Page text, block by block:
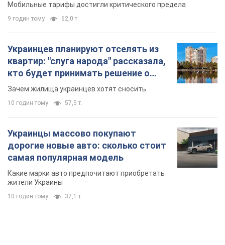
Мобильные тарифы достигли критического предела
9 годин тому 62,0 т.
Украинцев планируют отселять из
квартир: "слуга народа" рассказала,
кто будет принимать решение о
сносе домов
Зачем жилища украинцев хотят сносить
10 годин тому 57,5 т.
Украинцы массово покупают
дорогие новые авто: сколько стоит
самая популярная модель
Какие марки авто предпочитают приобретать
жители Украины
10 годин тому 37,1 т.